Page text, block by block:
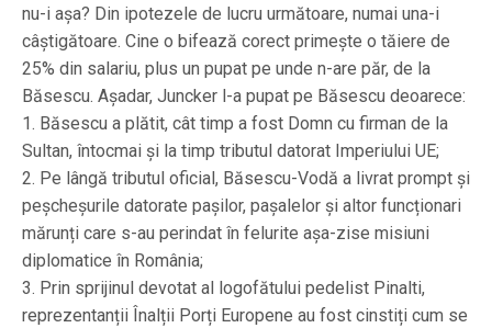
nu-i așa? Din ipotezele de lucru următoare, numai una-i
câștigătoare. Cine o bifează corect primește o tăiere de
25% din salariu, plus un pupat pe unde n-are păr, de la
Băsescu. Așadar, Juncker l-a pupat pe Băsescu deoarece:
1. Băsescu a plătit, cât timp a fost Domn cu firman de la
Sultan, întocmai și la timp tributul datorat Imperiului UE;
2. Pe lângă tributul oficial, Băsescu-Vodă a livrat prompt și
peșcheșurile datorate pașilor, pașalelor și altor funcționari
mărunți care s-au perindat în felurite așa-zise misiuni
diplomatice în România;
3. Prin sprijinul devotat al logofătului pedelist Pinalti,
reprezentanții Înalții Porți Europene au fost cinstiți cum se